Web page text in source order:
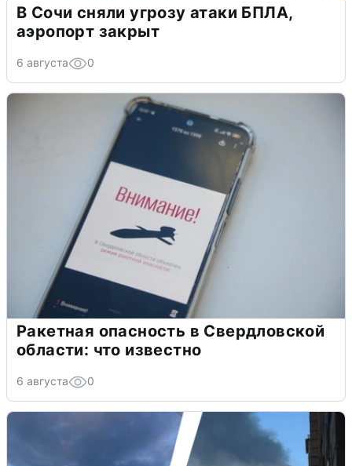
В Сочи сняли угрозу атаки БПЛА,
аэропорт закрыт
6 августа 0
Ракетная опасность в Свердловской
области: что известно
6 августа 0